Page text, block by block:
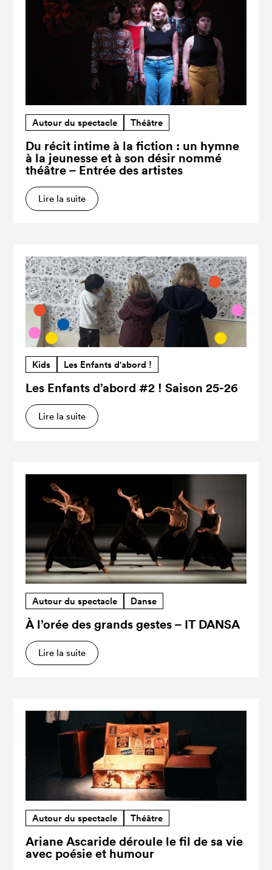
Autour du spectacle Théâtre
Du récit intime à la fiction : un hymne
à la jeunesse et à son désir nommé
théâtre – Entrée des artistes
Lire la suite
Kids Les Enfants d'abord !
Les Enfants d’abord #2 ! Saison 25-26
Lire la suite
Autour du spectacle Danse
À l’orée des grands gestes – IT DANSA
Lire la suite
Autour du spectacle Théâtre
Ariane Ascaride déroule le fil de sa vie
avec poésie et humour